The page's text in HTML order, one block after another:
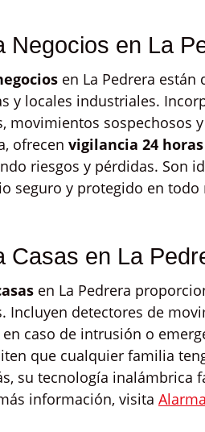
Negocios en La
en La Pedrera
y locales industriales.
movimientos sospechosos
ofrecen vigilancia 24 horas
riesgos y pérdidas. Son
seguro y protegido en
Casas en La
en La Pedrera
Incluyen detectores de
caso de intrusión o
que cualquier familia
su tecnología inalámbrica
información, visita